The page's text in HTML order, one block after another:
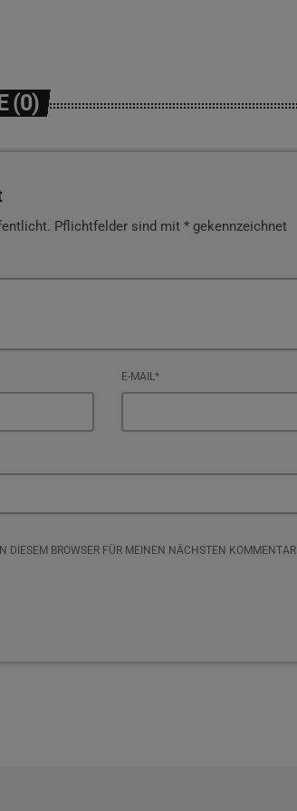
(0)
Pflichtfelder sind mit * gekennzeichnet
E-MAIL*
DIESEM BROWSER FÜR MEINEN NÄCHSTEN